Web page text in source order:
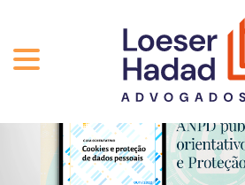
QUEM SOMOS
TRAJETÓRIA
ÁREAS DE ATUAÇÃO